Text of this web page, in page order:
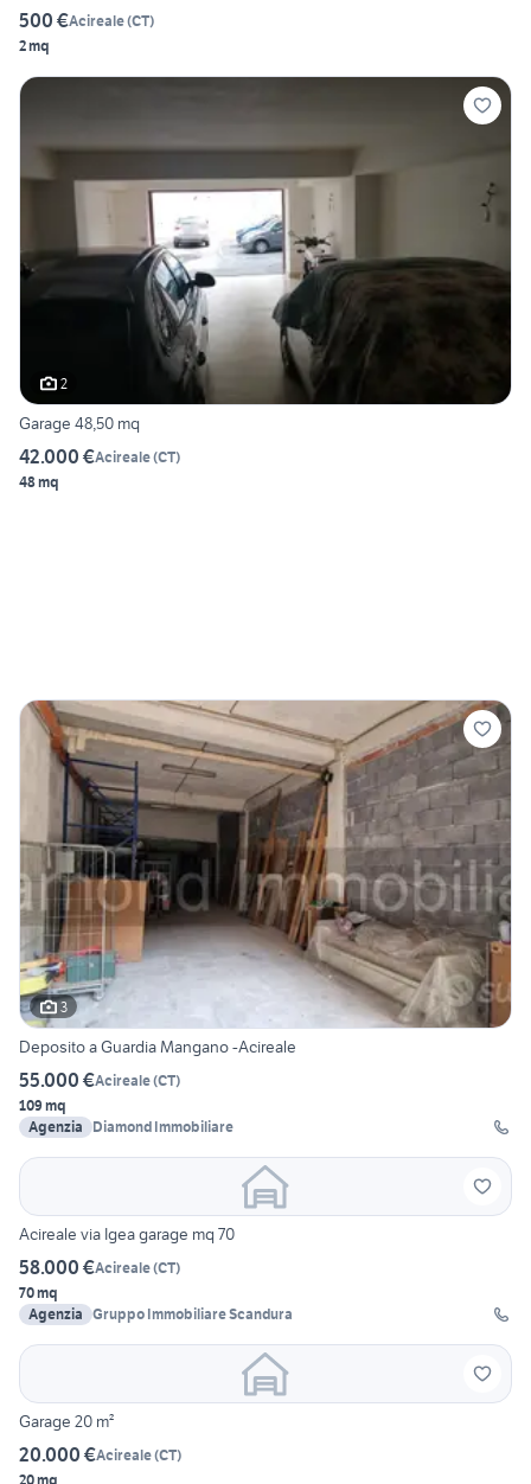
500 €Acireale(CT)
2 mq
2
Garage 48,50 mq
42.000 €Acireale(CT)
48 mq
3
Deposito a Guardia Mangano -Acireale
55.000 €Acireale(CT)
109 mq
Agenzia
Diamond Immobiliare
Acireale via Igea garage mq 70
58.000 €Acireale(CT)
70 mq
Agenzia Gruppo Immobiliare Scandura
Garage 20 m²
20.000 €Acireale(CT)
20 mq